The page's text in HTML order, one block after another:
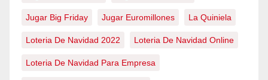
Jugar Big Friday Jugar Euromillones La Quiniela
Loteria De Navidad 2022 Loteria De Navidad Online
Loteria De Navidad Para Empresa